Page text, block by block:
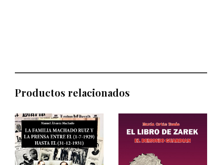
Productos relacionados